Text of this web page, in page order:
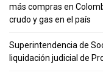
más compras en
crudo y gas en el país
Superintendencia de
liquidación judicial de